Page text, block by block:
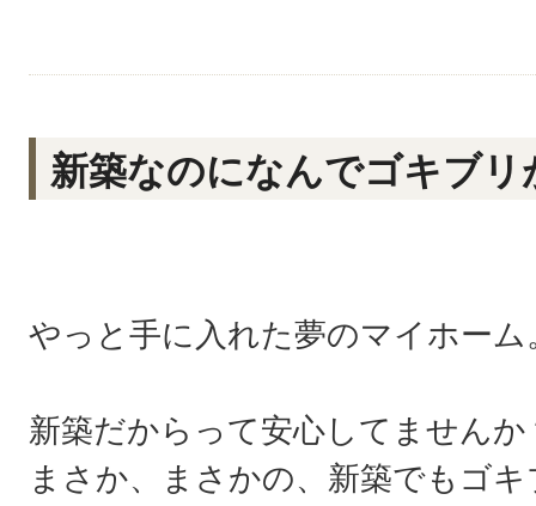
新築なのになんでゴキブリ
やっと手に入れた夢のマイホーム
新築だからって安心してませんか
まさか、まさかの、新築でもゴ